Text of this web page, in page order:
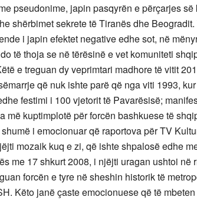
pseudonime, japin pasqyrën e përçarjes
shërbimet sekrete të Tiranës dhe
i japin efektet negative edhe sot, në
të thoja se në tërësinë e vet komuniteti
e treguan dy veprimtari madhore të vitit
që nuk ishte parë që nga viti 1993,
festimi i 100 vjetorit të Pavarësisë;
më kuptimplotë për forcën bashkuese të
i emocionuar që raportova për TV
mozaik kuq e zi, që ishte shpalosë edhe
me 17 shkurt 2008, i njëjti uragan ushtoi në
forcën e tyre në sheshin historik të
Këto janë çaste emocionuese që të